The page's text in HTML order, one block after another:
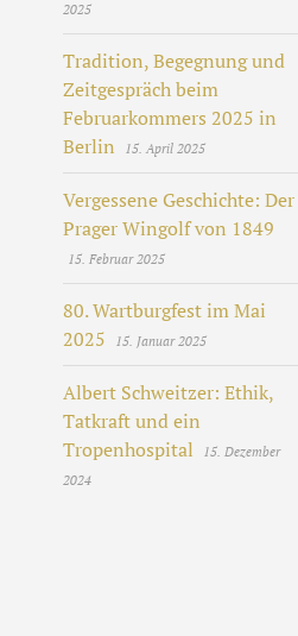
2025
Tradition, Begegnung und
Zeitgespräch beim
Februarkommers 2025 in
Berlin
15. April 2025
Vergessene Geschichte: Der
Prager Wingolf von 1849
15. Februar 2025
80. Wartburgfest im Mai
2025
15. Januar 2025
Albert Schweitzer: Ethik,
Tatkraft und ein
Tropenhospital
15. Dezember
2024